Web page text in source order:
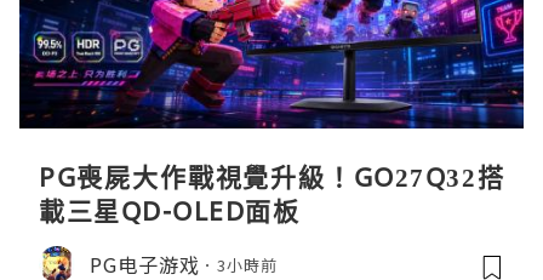
PG喪屍大作戰視覺升級！GO27Q32搭
載三星QD-OLED面板
PG电子游戏 3小時前